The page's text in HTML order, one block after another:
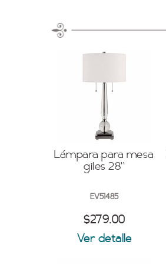
Lámpara para mesa
giles 28''
EV51485
$279.00
Ver detalle